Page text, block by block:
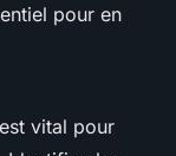
pour en
est vital pour